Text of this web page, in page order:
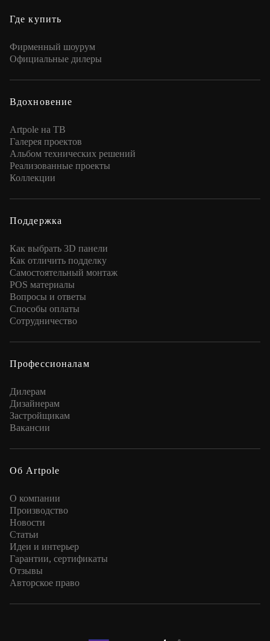
Где купить
Фирменный шоурум
Официальные дилеры
Вдохновение
Artpole на ТВ
Галерея проектов
Альбом технических решений
Реализованные проекты
Коллекции
Поддержка
Как выбрать 3D панели
Как отличить подделку
Самостоятельный монтаж
POS материалы
Вопросы и ответы
Способы оплаты
Сотрудничество
Профессионалам
Дилерам
Дизайнерам
Застройщикам
Вакансии
Об Artpole
О компании
Производство
Новости
Статьи
Идеи и интерьер
Гарантии, сертификаты
Отзывы
Авторское право